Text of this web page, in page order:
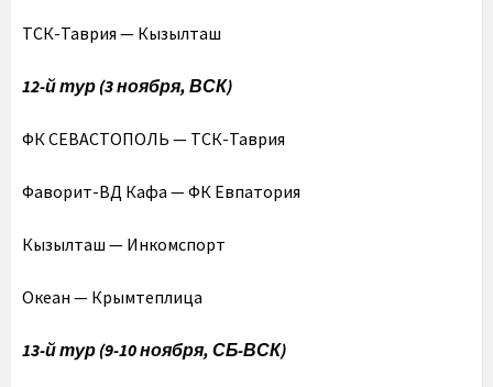
ТСК-Таврия — Кызылташ
12-й тур (3 ноября, ВСК)
ФК СЕВАСТОПОЛЬ — ТСК-Таврия
Фаворит-ВД Кафа — ФК Евпатория
Кызылташ — Инкомспорт
Океан — Крымтеплица
13-й тур (9-10 ноября, СБ-ВСК)